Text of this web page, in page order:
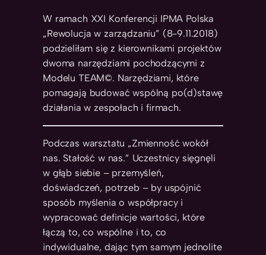
W ramach XXI Konferencji IPMA Polska
„Rewolucja w zarządzaniu” (8-9.11.2018)
podzieliłam się z kierownikami projektów
dwoma narzędziami pochodzącymi z
Modelu TEAM©. Narzędziami, które
pomagają budować wspólną po(d)stawę
działania w zespołach i firmach.
Podczas warsztatu „Zmienność wokół
nas. Stałość w nas.” Uczestnicy sięgnęli
w głąb siebie – przemyśleń,
doświadczeń, potrzeb – by uspójnić
sposób myślenia o współpracy i
wypracować definicje wartości, które
łączą to, co wspólne i to, co
indywidualne, dając tym samym jednolite